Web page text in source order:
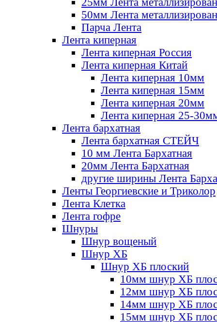
50мм Лента
Парча Лента
Лента киперная
Лента киперная Россия
Лента киперная Китай
Лента киперная 10мм
Лента киперная 15мм
Лента киперная 20мм
Лента киперная 25-
Лента бархатная
Лента бархатная СТЕЙЧ
10 мм Лента Бархатная
20мм Лента Бархатная
другие ширины Лента
Ленты Георгиевские и Триколор
Лента Клетка
Лента гофре
Шнуры
Шнур вощеный
Шнур ХБ
Шнур ХБ плоский
10мм шнур ХБ
12мм шнур ХБ
14мм шнур ХБ
15мм шнур ХБ